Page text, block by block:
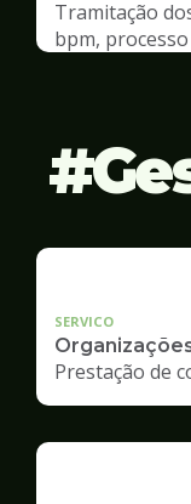
Tramitação
bpm,
SERVICO
Prestação de